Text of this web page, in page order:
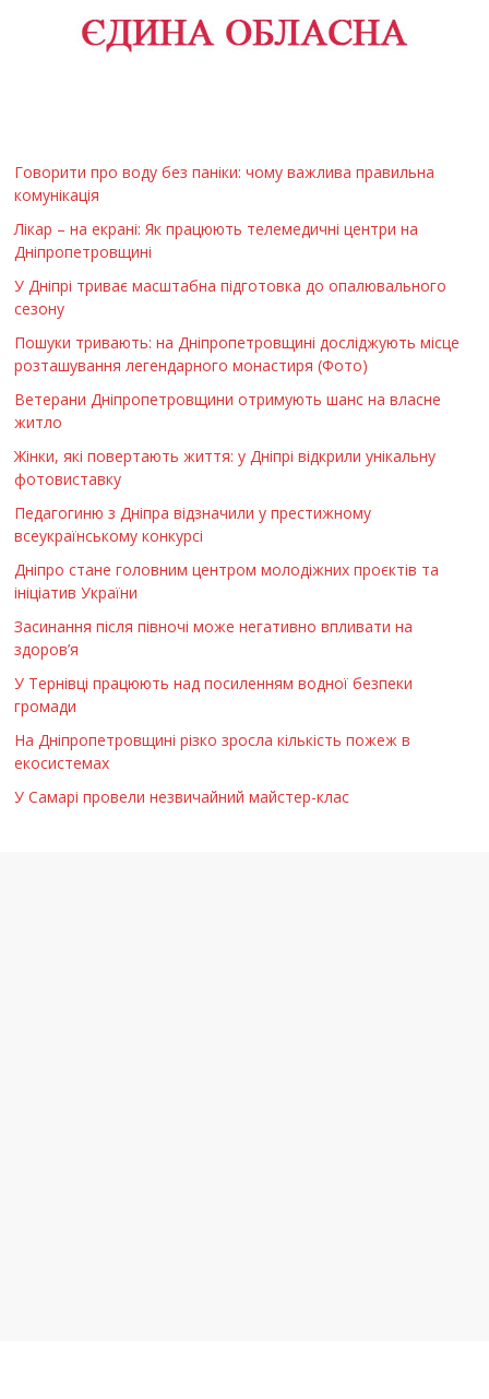
Говорити про воду без паніки: чому важлива правильна
комунікація
Лікар – на екрані: Як працюють телемедичні центри на
Дніпропетровщині
У Дніпрі триває масштабна підготовка до опалювального
сезону
Пошуки тривають: на Дніпропетровщині досліджують місце
розташування легендарного монастиря (Фото)
Ветерани Дніпропетровщини отримують шанс на власне
житло
Жінки, які повертають життя: у Дніпрі відкрили унікальну
фотовиставку
Педагогиню з Дніпра відзначили у престижному
всеукраїнському конкурсі
Дніпро стане головним центром молодіжних проєктів та
ініціатив України
Засинання після півночі може негативно впливати на
здоров’я
У Тернівці працюють над посиленням водної безпеки
громади
На Дніпропетровщині різко зросла кількість пожеж в
екосистемах
У Самарі провели незвичайний майстер-клас